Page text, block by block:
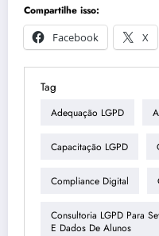
Compartilhe isso:
Facebook
X
Tag
Adequação LGPD
Capacitação LGPD
Compliance Digital
Consultoria LGPD Para
E Dados De Alunos